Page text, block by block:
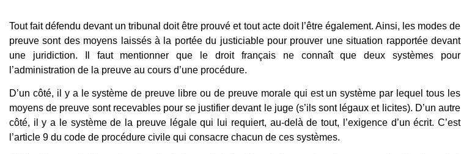
Tout fait défendu devant un tribunal doit être prouvé et tout acte doit l’être également. Ainsi, les modes de
preuve sont des moyens laissés à la portée du justiciable pour prouver une situation rapportée devant
une juridiction. Il faut mentionner que le droit français ne connaît que deux systèmes pour
l’administration de la preuve au cours d’une procédure.
D’un côté, il y a le système de preuve libre ou de preuve morale qui est un système par lequel tous les
moyens de preuve sont recevables pour se justifier devant le juge (s’ils sont légaux et licites). D’un autre
côté, il y a le système de la preuve légale qui lui requiert, au-delà de tout, l’exigence d’un écrit. C’est
l’article 9 du code de procédure civile qui consacre chacun de ces systèmes.